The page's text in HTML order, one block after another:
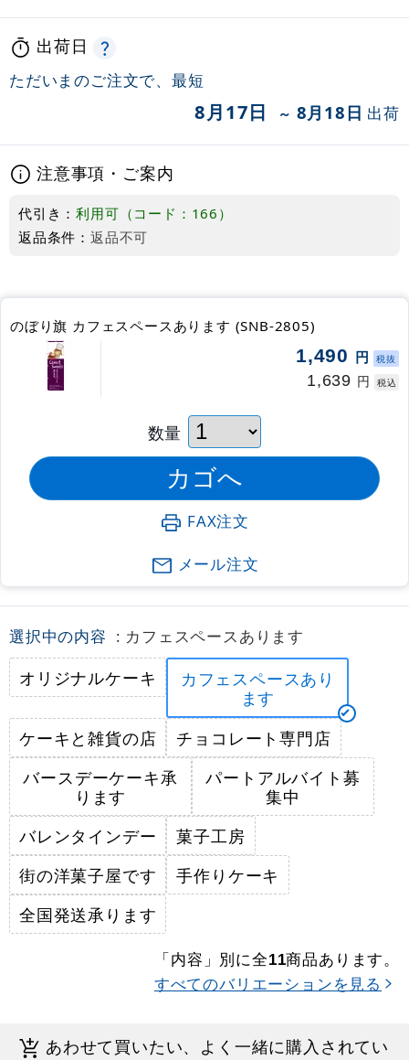
出荷日
ただいまのご注文で、最短
8月17日 ～ 8月18日 出荷
注意事項・ご案内
代引き：利用可（コード：166）
返品条件： 返品不可
のぼり旗 カフェスペースあります (SNB-2805)
1,490 円 税抜
1,639 円 税込
数量
FAX注文
メール注文
選択中の内容 : カフェスペースあります
オリジナルケーキ
カフェスペースあり
ます
ケーキと雑貨の店
チョコレート専門店
バースデーケーキ承
ります
パートアルバイト募
集中
バレンタインデー
菓子工房
街の洋菓子屋です
手作りケーキ
全国発送承ります
「内容」別に全11商品あります。
すべてのバリエーションを見る
あわせて買いたい、よく一緒に購入されてい